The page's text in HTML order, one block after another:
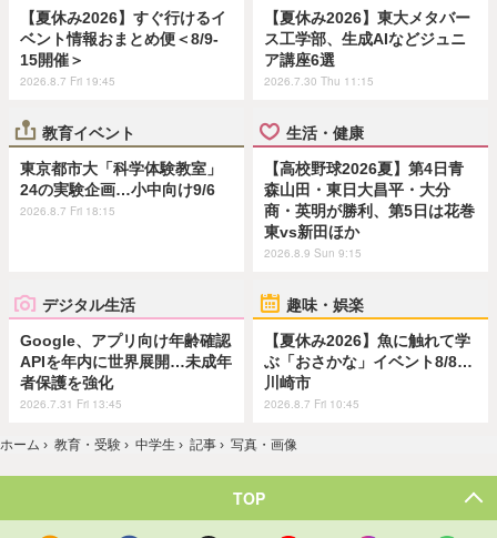
【夏休み2026】すぐ行けるイ
ベント情報おまとめ便＜8/9-
15開催＞
2026.8.7 Fri 19:45
【夏休み2026】東大メタバー
ス工学部、生成AIなどジュニ
ア講座6選
2026.7.30 Thu 11:15
教育イベント
東京都市大「科学体験教室」
24の実験企画…小中向け9/6
2026.8.7 Fri 18:15
生活・健康
【高校野球2026夏】第4日青
森山田・東日大昌平・大分
商・英明が勝利、第5日は花巻
東vs新田ほか
2026.8.9 Sun 9:15
デジタル生活
Google、アプリ向け年齢確認
APIを年内に世界展開…未成年
者保護を強化
2026.7.31 Fri 13:45
趣味・娯楽
【夏休み2026】魚に触れて学
ぶ「おさかな」イベント8/8…
川崎市
2026.8.7 Fri 10:45
ホーム › 教育・受験 › 中学生 › 記事 › 写真・画像
TOP